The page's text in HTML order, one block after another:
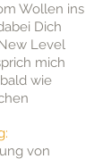
Wollen ins
Dich
Level
mich
wie
von